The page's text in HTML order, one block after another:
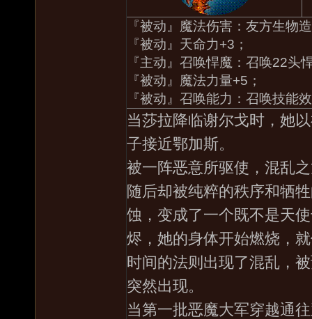
『被动』魔法伤害：友方生物
『被动』天命力+3；
『主动』召唤悍魔：召唤22头
『被动』魔法力量+5；
『被动』召唤能力：召唤技能
当莎拉降临谢尔戈时，她
子接近鄂加斯。
被一阵恶意所驱使，混乱
随后却被纯粹的秩序和牺
蚀，变成了一个既不是天
烬，她的身体开始燃烧，
时间的法则出现了混乱，
突然出现。
当第一批恶魔大军穿越通